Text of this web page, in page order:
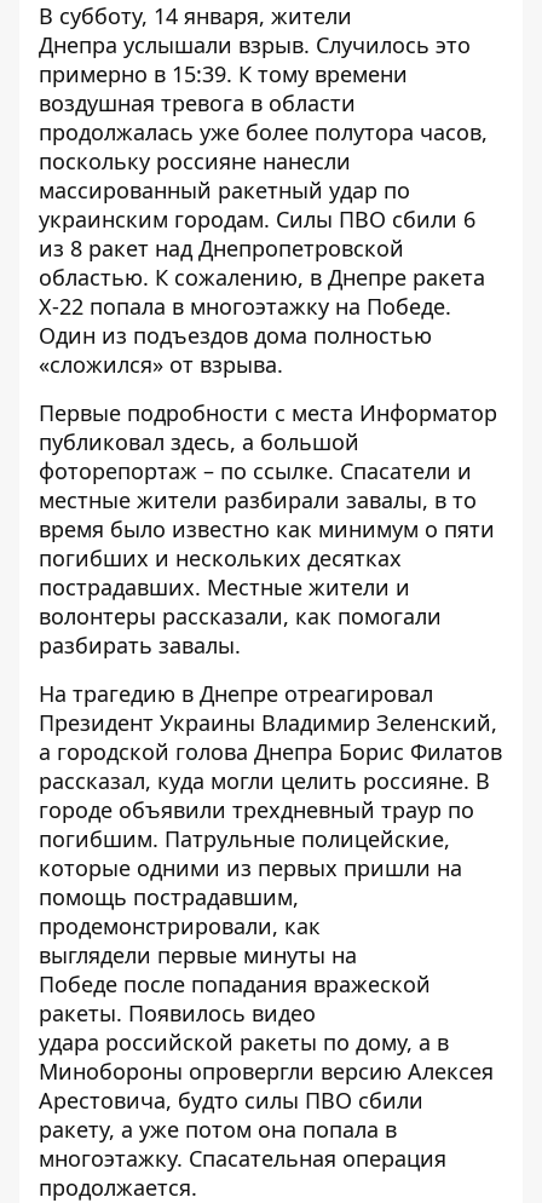
В субботу, 14 января, жители
Днепра услышали взрыв. Случилось это
примерно в 15:39. К тому времени
воздушная тревога в области
продолжалась уже более полутора часов,
поскольку россияне нанесли
массированный ракетный удар по
украинским городам. Силы ПВО сбили 6
из 8 ракет над Днепропетровской
областью. К сожалению, в Днепре ракета
Х-22 попала в многоэтажку на Победе.
Один из подъездов дома полностью
«сложился» от взрыва.
Первые подробности с места Информатор
публиковал здесь, а большой
фоторепортаж – по ссылке. Спасатели и
местные жители разбирали завалы, в то
время было известно как минимум о пяти
погибших и нескольких десятках
пострадавших. Местные жители и
волонтеры рассказали, как помогали
разбирать завалы.
На трагедию в Днепре отреагировал
Президент Украины Владимир Зеленский,
а городской голова Днепра Борис Филатов
рассказал, куда могли целить россияне. В
городе объявили трехдневный траур по
погибшим. Патрульные полицейские,
которые одними из первых пришли на
помощь пострадавшим,
продемонстрировали, как
выглядели первые минуты на
Победе после попадания вражеской
ракеты. Появилось видео
удара российской ракеты по дому, а в
Минобороны опровергли версию Алексея
Арестовича, будто силы ПВО сбили
ракету, а уже потом она попала в
многоэтажку. Спасательная операция
продолжается.